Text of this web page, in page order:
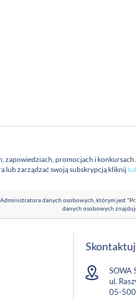
zapowiedziach, promocjach i konkursach
lub zarządzać swoją subskrypcją kliknij
Administratora danych osobowych, którym
danych osobowych
SOWA
ul.
05-500